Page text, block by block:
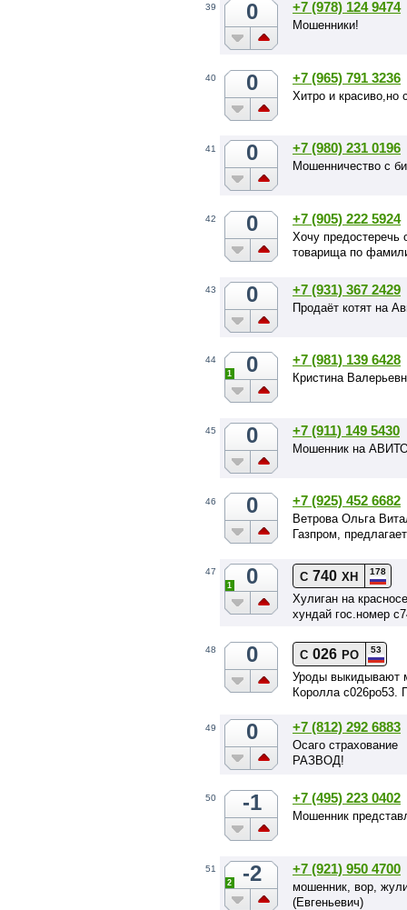
39 0 +7 (978) 124 9474
Мошенники!
40 0 +7 (965) 791 3236
Хитро и красиво,но
41 0 +7 (980) 231 0196
Мошенничество с
42 0 +7 (905) 222 5924
Хочу предостеречь
товарища по
43 0 +7 (931) 367 2429
Продаёт котят на
44 0
1
+7 (981) 139 6428
Кристина
45 0 +7 (911) 149 5430
Мошенник на
46 0 +7 (925) 452 6682
Ветрова Ольга
Газпром,
47 0
1
С 740 ХН 178
Хулиган на
хундай гос.номер
48 0 С 026 РО 53
Уроды выкидывают
Королла с026ро53.
49 0 +7 (812) 292 6883
Осаго страхование
РАЗВОД!
50 -1 +7 (495) 223 0402
Мошенник
51 -2
2
+7 (921) 950 4700
мошенник, вор,
(Евгеньевич)